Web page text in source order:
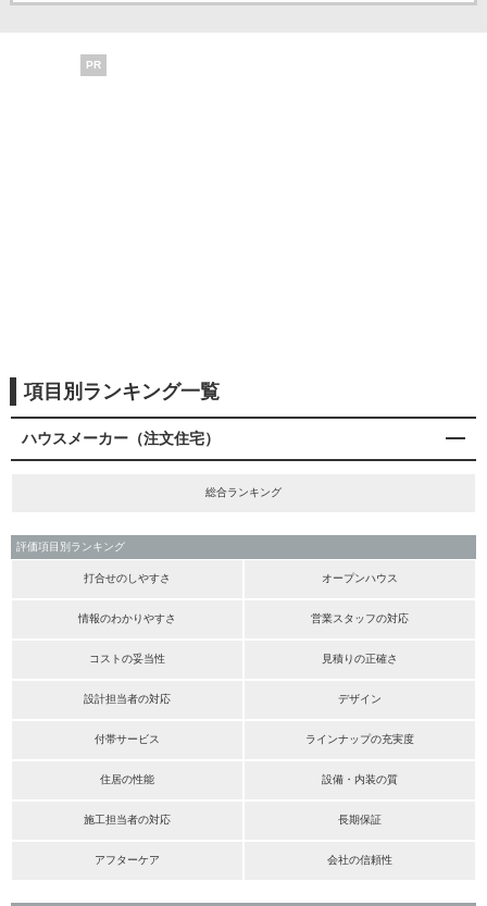
PR
項目別ランキング一覧
ハウスメーカー（注文住宅）
総合ランキング
評価項目別ランキング
打合せのしやすさ オープンハウス
情報のわかりやすさ 営業スタッフの対応
コストの妥当性 見積りの正確さ
設計担当者の対応 デザイン
付帯サービス ラインナップの充実度
住居の性能 設備・内装の質
施工担当者の対応 長期保証
アフターケア 会社の信頼性